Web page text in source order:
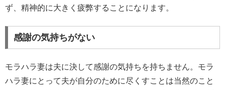
ず、精神的に大きく疲弊することになります。
感謝の気持ちがない
モラハラ妻は夫に決して感謝の気持ちを持ちません。モラ
ハラ妻にとって夫が自分のために尽くすことは当然のこと